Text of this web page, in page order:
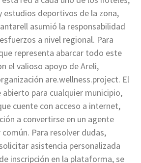
estudios deportivos de la zona,
asumió la responsabilidad
a nivel regional. Para
representa abarcar todo este
el valioso apoyo de Areli,
are.wellness.project. El
para cualquier municipio,
cuente con acceso a internet,
a convertirse en un agente
Para resolver dudas,
asistencia personalizada
inscripción en la plataforma, se